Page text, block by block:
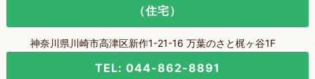
（住宅）
神奈川県川崎市高津区新作1-21-16 万葉のさと梶ヶ谷1F
TEL: 044-862-8891